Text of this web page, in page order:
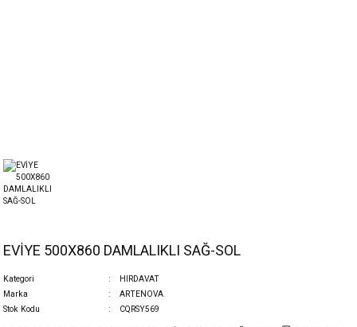
EVİYE 500X860 DAMLALIKLI SAĞ-SOL
Kategori
HIRDAVAT
Marka
ARTENOVA
Stok Kodu
CQRSY569